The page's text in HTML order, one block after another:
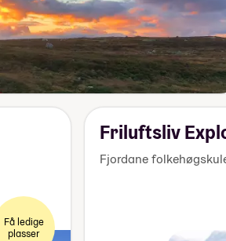
Få ledige
plasser
Friluftsliv
Fjordane